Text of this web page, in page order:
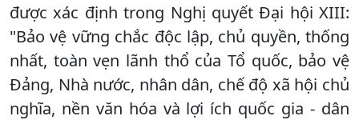
được xác định trong Nghị quyết Đại hội XIII:
"Bảo vệ vững chắc độc lập, chủ quyền, thống
nhất, toàn vẹn lãnh thổ của Tổ quốc, bảo vệ
Đảng, Nhà nước, nhân dân, chế độ xã hội chủ
nghĩa, nền văn hóa và lợi ích quốc gia - dân